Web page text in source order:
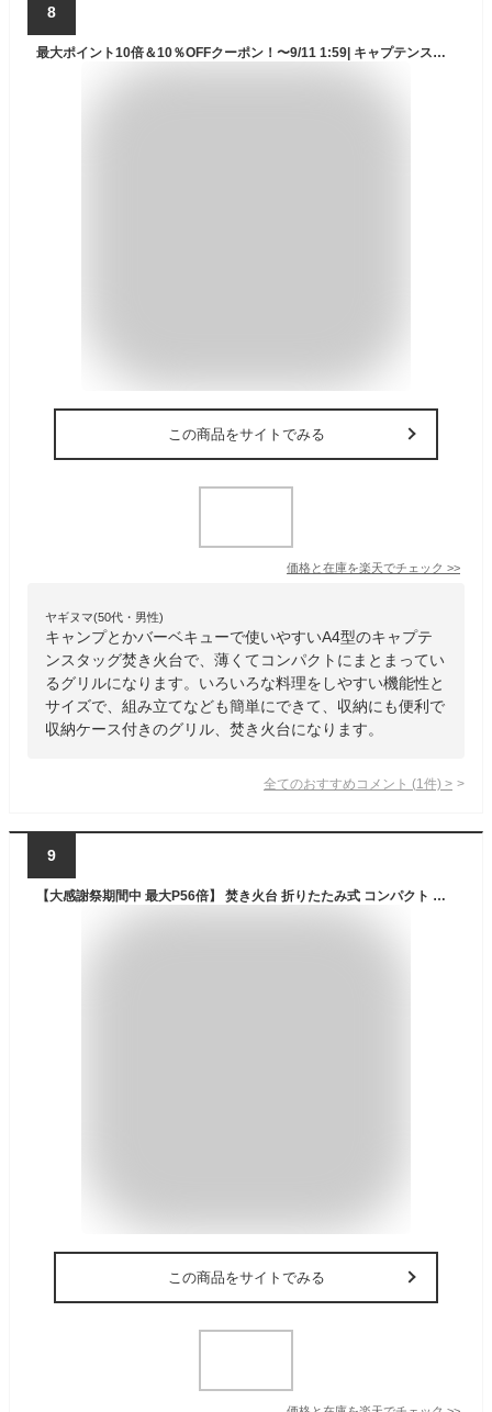
8
最大ポイント10倍＆10％OFFクーポン！〜9/11 1:59| キャプテンスタッグ CAPTAIN STAG 焚き火台 ハコ グリル A4型 UG-0110
この商品をサイトでみる
価格と在庫を楽天でチェック >>
ヤギヌマ(50代・男性)
キャンプとかバーベキューで使いやすいA4型のキャプテ
ンスタッグ焚き火台で、薄くてコンパクトにまとまってい
るグリルになります。いろいろな料理をしやすい機能性と
サイズで、組み立てなども簡単にできて、収納にも便利で
収納ケース付きのグリル、焚き火台になります。
全てのおすすめコメント (1 件) >
9
【大感謝祭期間中 最大P56倍】 焚き火台 折りたたみ式 コンパクト 焚火台ハングアウト コモレビ HangOut komorebi 送料無料 焚火 アウトドア キャンプ 折り畳み式 バーベキュー 携帯 軽量 ミニ ファイアースタンド
この商品をサイトでみる